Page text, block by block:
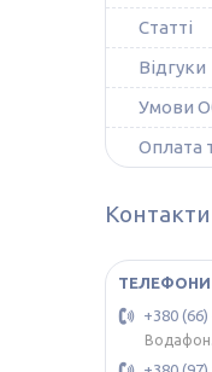
Статті
Відгуки
Умови
Оплата
Контакти
+380
Водафон.